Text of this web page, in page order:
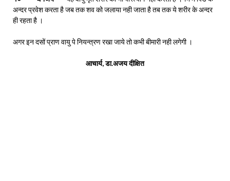
अन्दर प्रवेश करता है जब तक शव को जलाया नही जाता है तब तक ये शरीर के अन्दर
ही रहता है ।
अगर इन दसों प्राण वायु पे नियन्त्रण रखा जाये तो कभी बीमारी नही लगेगी ।
आचार्य, डा.अजय दीक्षित